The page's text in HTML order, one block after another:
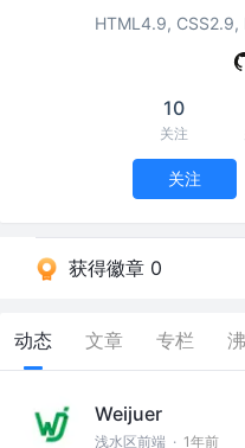
HTML4.9, CSS2.9,
10
关注
关注
获得徽章 0
动态 文章 专栏
Weijuer
浅水区前端 · 1年前